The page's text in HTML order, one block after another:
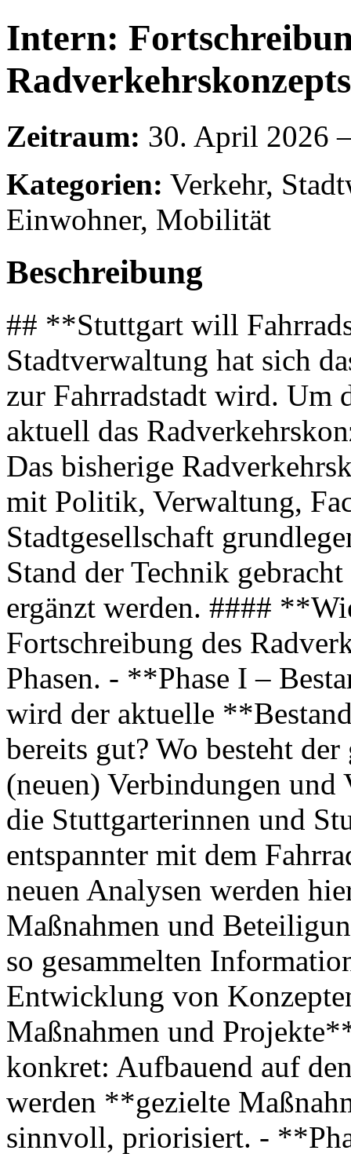
Intern:
Zeitraum: 30. April 2026
Kategorien: Verkehr,
Einwohner, Mobilität
Beschreibung
## **Stuttgart will
Stadtverwaltung hat sich
zur Fahrradstadt wird. Um
aktuell das
Das bisherige
mit Politik, Verwaltung,
Stadtgesellschaft
Stand der Technik
ergänzt werden. ####
Fortschreibung des
Phasen. - **Phase I –
wird der aktuelle
bereits gut? Wo besteht
(neuen) Verbindungen und
die Stuttgarterinnen und
entspannter mit dem
neuen Analysen werden
Maßnahmen und
so gesammelten
Entwicklung von
Maßnahmen und
konkret: Aufbauend auf
werden **gezielte
sinnvoll, priorisiert. -